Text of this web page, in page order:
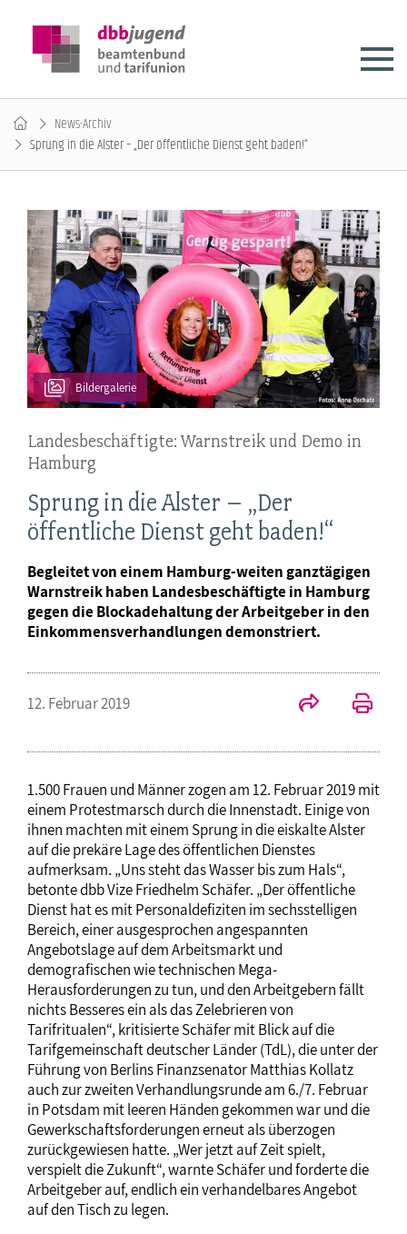
News-Archiv
Sprung in die Alster – „Der öffentliche Dienst geht baden!“
Bildergalerie
Landesbeschäftigte: Warnstreik und Demo in
Hamburg
Sprung in die Alster – „Der
öffentliche Dienst geht baden!“
Begleitet von einem Hamburg-weiten ganztägigen
Warnstreik haben Landesbeschäftigte in Hamburg
gegen die Blockadehaltung der Arbeitgeber in den
Einkommensverhandlungen demonstriert.
12. Februar 2019
1.500 Frauen und Männer zogen am 12. Februar 2019 mit
einem Protestmarsch durch die Innenstadt. Einige von
ihnen machten mit einem Sprung in die eiskalte Alster
auf die prekäre Lage des öffentlichen Dienstes
aufmerksam. „Uns steht das Wasser bis zum Hals“,
betonte dbb Vize Friedhelm Schäfer. „Der öffentliche
Dienst hat es mit Personaldefiziten im sechsstelligen
Bereich, einer ausgesprochen angespannten
Angebotslage auf dem Arbeitsmarkt und
demografischen wie technischen Mega-
Herausforderungen zu tun, und den Arbeitgebern fällt
nichts Besseres ein als das Zelebrieren von
Tarifritualen“, kritisierte Schäfer mit Blick auf die
Tarifgemeinschaft deutscher Länder (TdL), die unter der
Führung von Berlins Finanzsenator Matthias Kollatz
auch zur zweiten Verhandlungsrunde am 6./7. Februar
in Potsdam mit leeren Händen gekommen war und die
Gewerkschaftsforderungen erneut als überzogen
zurückgewiesen hatte. „Wer jetzt auf Zeit spielt,
verspielt die Zukunft“, warnte Schäfer und forderte die
Arbeitgeber auf, endlich ein verhandelbares Angebot
auf den Tisch zu legen.